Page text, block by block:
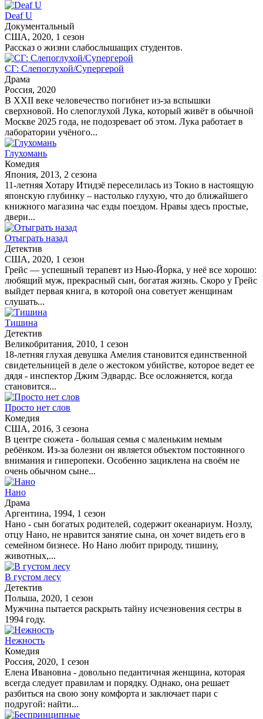
Deaf U
Документальный
США, 2020, 1 сезон
Рассказ о жизни слабослышащих студентов.
СГ: Слепоглухой/Супергерой
Драма
Россия, 2020
В XXII веке человечество погибнет из-за вспышки
сверхновой. Но слепоглухой Лука, который живёт в обычной
Москве 2025 года, не подозревает об этом. Лука работает в
лаборатории учёного...
Глухомань
Комедия
Япония, 2013, 2 сезона
11-летняя Хотару Итидзё переселилась из Токио в настоящую
японскую глубинку – настолько глухую, что до ближайшего
книжного магазина час езды поездом. Нравы здесь простые,
двери...
Отыграть назад
Детектив
США, 2020, 1 сезон
Грейс — успешный терапевт из Нью-Йорка, у неё все хорошо:
любящий муж, прекрасный сын, богатая жизнь. Скоро у Грейс
выйдет первая книга, в которой она советует женщинам
слушать...
Тишина
Детектив
Великобритания, 2010, 1 сезон
18-летняя глухая девушка Амелия становится единственной
свидетельницей в деле о жестоком убийстве, которое ведет ее
дядя - инспектор Джим Эдвардс. Все осложняется, когда
становится...
Просто нет слов
Комедия
США, 2016, 3 сезона
В центре сюжета - большая семья с маленьким немым
ребёнком. Из-за болезни он является объектом постоянного
внимания и гиперопеки. Особенно зациклена на своём не
очень обычном сыне...
Нано
Драма
Аргентина, 1994, 1 сезон
Нано - сын богатых родителей, содержит океанариум. Ноэлу,
отцу Нано, не нравится занятие сына, он хочет видеть его в
семейном бизнесе. Но Нано любит природу, тишину,
животных,...
В густом лесу
Детектив
Польша, 2020, 1 сезон
Мужчина пытается раскрыть тайну исчезновения сестры в
1994 году.
Нежность
Комедия
Россия, 2020, 1 сезон
Елена Ивановна - довольно педантичная женщина, которая
всегда следует правилам и порядку. Однако, она решает
разбиться на свою зону комфорта и заключает пари с
подругой: найти...